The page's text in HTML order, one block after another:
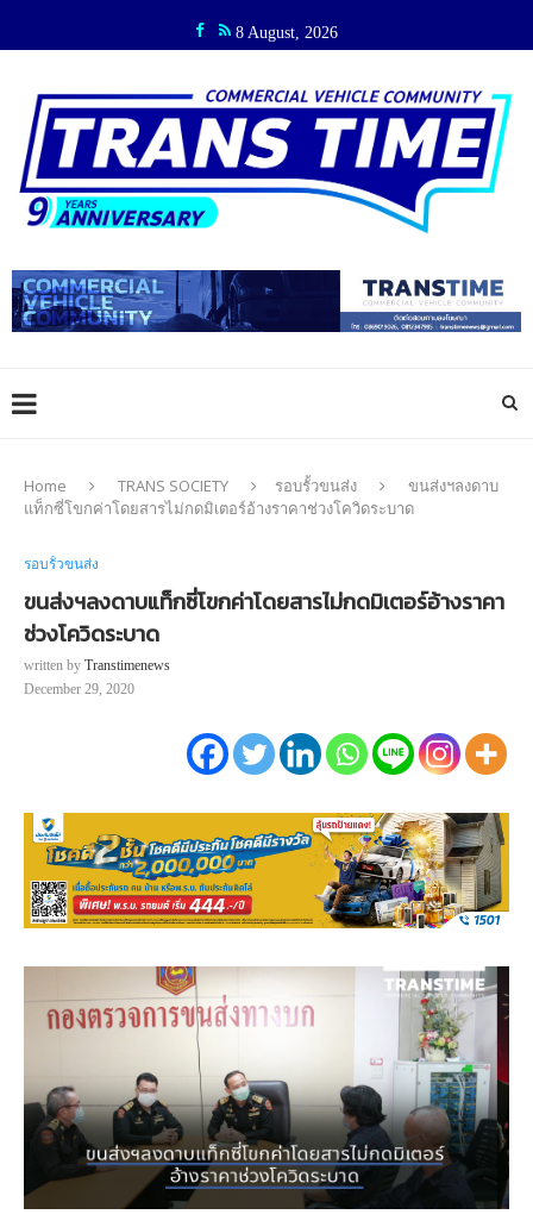
8 August, 2026
Home TRANS SOCIETY รอบรั้วขนส่ง
ขนส่งฯลงดาบ
แท็กซี่โขกค่าโดยสารไม่กดมิเตอร์อ้างราคาช่วงโควิดระบาด
รอบรั้วขนส่ง
ขนส่งฯลงดาบแท็กซี่โขกค่าโดยสารไม่กดมิเตอร์อ้างราคา
ช่วงโควิดระบาด
written by Transtimenews
December 29, 2020